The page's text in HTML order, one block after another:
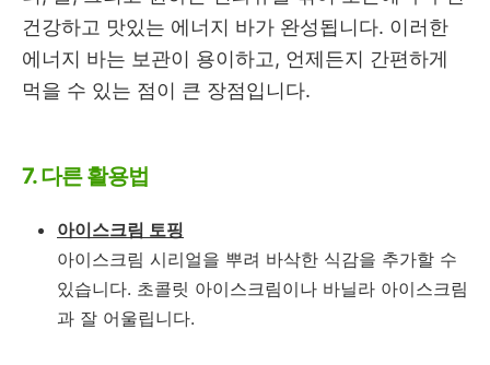
건강하고 맛있는 에너지 바가 완성됩니다. 이러한
에너지 바는 보관이 용이하고, 언제든지 간편하게
먹을 수 있는 점이 큰 장점입니다.
7. 다른 활용법
아이스크림 토핑
아이스크림 시리얼을 뿌려 바삭한 식감을 추가할 수
있습니다. 초콜릿 아이스크림이나 바닐라 아이스크림
과 잘 어울립니다.